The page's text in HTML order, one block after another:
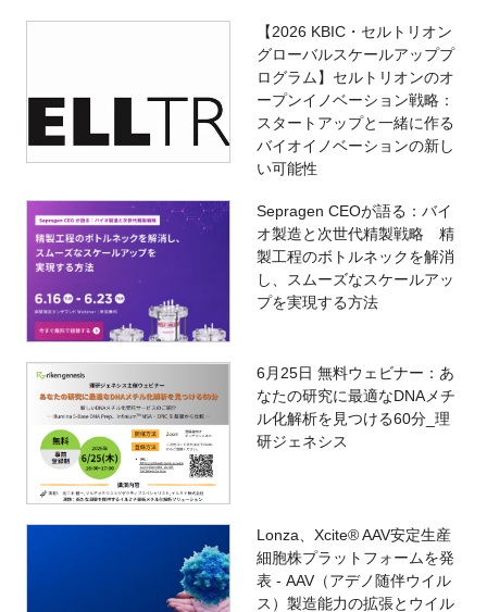
【2026 KBIC・セルトリオン
グローバルスケールアッププ
ログラム】セルトリオンのオ
ープンイノベーション戦略：
スタートアップと一緒に作る
バイオイノベーションの新し
い可能性
Sepragen CEOが語る：バイ
オ製造と次世代精製戦略 精
製工程のボトルネックを解消
し、スムーズなスケールアッ
プを実現する方法
6月25日 無料ウェビナー：あ
なたの研究に最適なDNAメチ
ル化解析を見つける60分_理
研ジェネシス
Lonza、Xcite® AAV安定生産
細胞株プラットフォームを発
表 - AAV（アデノ随伴ウイル
ス）製造能力の拡張とウイル